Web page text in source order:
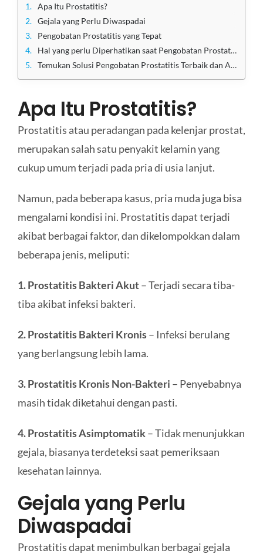
Apa Itu Prostatitis?
Gejala yang Perlu Diwaspadai
Pengobatan Prostatitis yang Tepat
Hal yang perlu Diperhatikan saat Pengobatan Prostatitis
Temukan Solusi Pengobatan Prostatitis Terbaik dan Ampuh di Klinik Utama Sentosa
Apa Itu Prostatitis?
Prostatitis atau peradangan pada kelenjar prostat,
merupakan salah satu penyakit kelamin yang
cukup umum terjadi pada pria di usia lanjut.
Namun, pada beberapa kasus, pria muda juga bisa
mengalami kondisi ini. Prostatitis dapat terjadi
akibat berbagai faktor, dan dikelompokkan dalam
beberapa jenis, meliputi:
1. Prostatitis Bakteri Akut– Terjadi secara tiba-
tiba akibat infeksi bakteri.
2. Prostatitis Bakteri Kronis– Infeksi berulang
yang berlangsung lebih lama.
3. Prostatitis Kronis Non-Bakteri – Penyebabnya
masih tidak diketahui dengan pasti.
4. Prostatitis Asimptomatik– Tidak menunjukkan
gejala, biasanya terdeteksi saat pemeriksaan
kesehatan lainnya.
Gejala yang Perlu
Diwaspadai
Prostatitis dapat menimbulkan berbagai gejala